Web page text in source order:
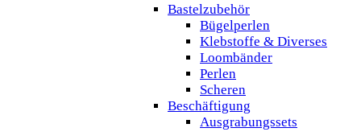
Bastelzubehör
Bügelperlen
Klebstoffe & Diverses
Loombänder
Perlen
Scheren
Beschäftigung
Ausgrabungssets